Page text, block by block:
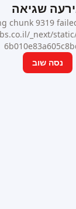
Loading chunk
https://hbs.co.il/